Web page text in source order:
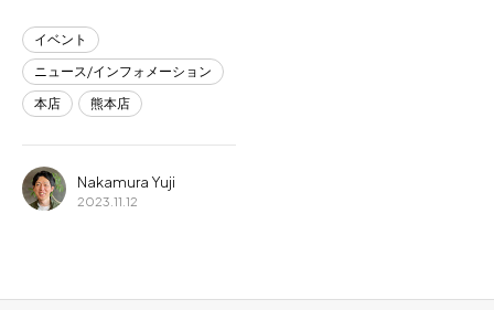
イベント
ニュース/インフォメーション
本店
熊本店
Nakamura Yuji
2023.11.12